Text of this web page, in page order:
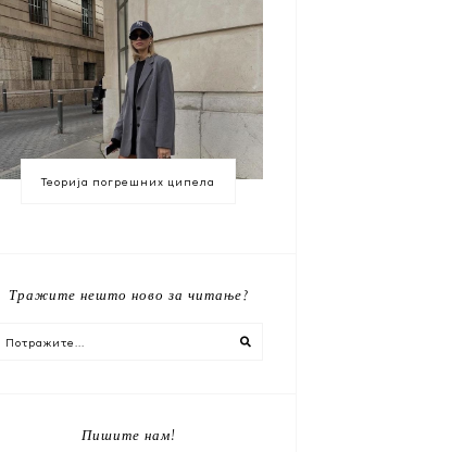
Теорија погрешних ципела
Тражите нешто ново за читање?
Пишите нам!